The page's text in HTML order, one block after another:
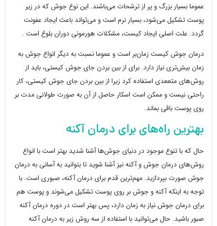
عموما بسیار بزرگ و پر از ترشحات می‌باشند. این نوع جوش که در زیر
پوست تشکیل می‌شود، بسیار نرم است و می‌تواند باعث ایجاد عفونت
گردد. علت اصلی ایجاد کیست، مشکلات هورمونی دوران بلوغ است .
درمان جوش کیست زمان‌بر است و عموما نسبت به دیگر انواع جوش به
زمان بیش‌تری نیاز دارد. برای از بین بردن جای جوش کیستی، باید از
روش‌های متععدی استفاده کرد زیرا از بین بردن جای جوش کیستی، کار
راحتی نیست و ممکن است اسکار حاصل از آن به صورت طولانی مدت بر
روی پوست باقی بماند.
بهترین راه‌های برای درمان آکنه
حال که با تنوع موجود در دنیای جوش‌ها آشنا شدید بهتر است با انواع
روش‌های درمان جوش و آکنه نیز آشنا شوید تا بتوانید به آسانی به درمان
جوش صورت بپردازید. مهم‌ترین قدم برای درمان آکنه، صبوری است. با
توجه به اینکه آکنه و جوش بر روی پوست تشکیل می‌شوند و پوست هم
برای درمان جوش نیاز به زمان دارد، پس بهتر است در دوره درمان آکنه
صبور باشید. حال می‌توانید با استفاده از سه روش زیر به درمان آکنه